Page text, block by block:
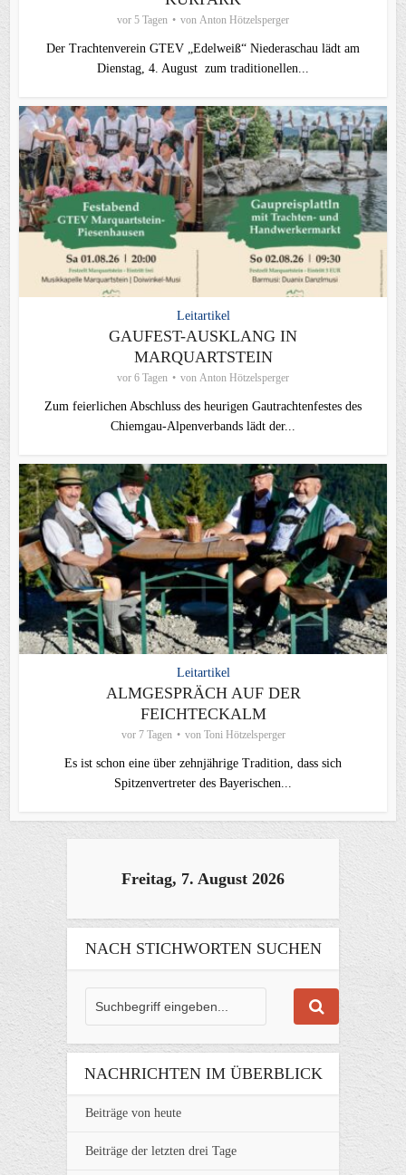
vor 5 Tagen von Anton Hötzelsperger
Der Trachtenverein GTEV „Edelweiß“ Niederaschau lädt am
Dienstag, 4. August zum traditionellen...
Leitartikel
GAUFEST-AUSKLANG IN
MARQUARTSTEIN
vor 6 Tagen von Anton Hötzelsperger
Zum feierlichen Abschluss des heurigen Gautrachtenfestes des
Chiemgau‑Alpenverbands lädt der...
Leitartikel
ALMGESPRÄCH AUF DER
FEICHTECKALM
vor 7 Tagen von Toni Hötzelsperger
Es ist schon eine über zehnjährige Tradition, dass sich
Spitzenvertreter des Bayerischen...
Freitag, 7. August 2026
NACH STICHWORTEN SUCHEN
NACHRICHTEN IM ÜBERBLICK
Beiträge von heute
Beiträge der letzten drei Tage